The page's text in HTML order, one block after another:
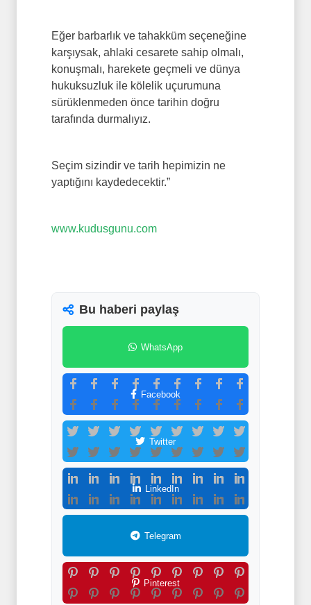
Eğer barbarlık ve tahakküm seçeneğine
karşıysak, ahlaki cesarete sahip olmalı,
konuşmalı, harekete geçmeli ve dünya
hukuksuzluk ile kölelik uçurumuna
sürüklenmeden önce tarihin doğru
tarafında durmalıyız.
Seçim sizindir ve tarih hepimizin ne
yaptığını kaydedecektir.”
www.kudusgunu.com
Bu haberi paylaş
WhatsApp
Facebook
Twitter
LinkedIn
Telegram
Pinterest